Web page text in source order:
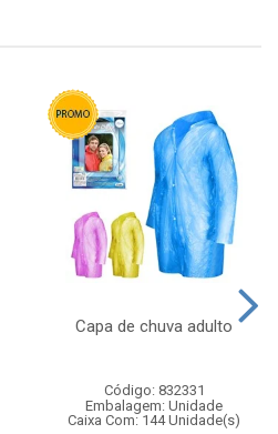
Capa de chuva adulto
Código: 832331
Embalagem: Unidade
Caixa Com: 144 Unidade(s)